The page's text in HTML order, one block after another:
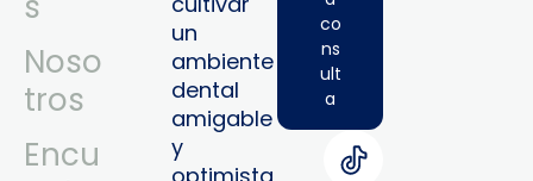
Noso
tros
Encu
un
ambiente
dental
amigable
y
co
ns
ult
a